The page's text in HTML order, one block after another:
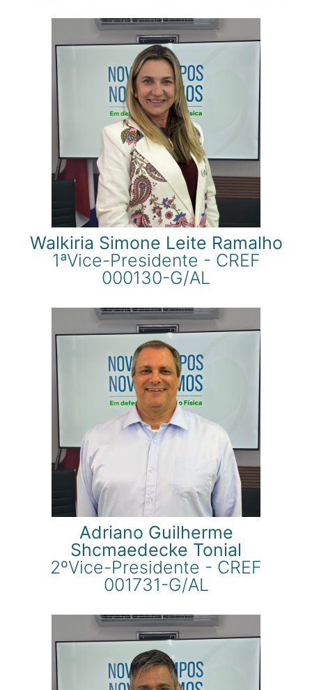
Walkiria Simone Leite Ramalho
1ªVice-Presidente - CREF
000130-G/AL
Adriano Guilherme
Shcmaedecke Tonial
2ºVice-Presidente - CREF
001731-G/AL